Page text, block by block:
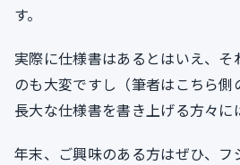
す。
実際に仕様書はあるとはいえ、
のも大変ですし（筆者はこちら
長大な仕様書を書き上げる方々に
年末、ご興味のある方はぜひ、